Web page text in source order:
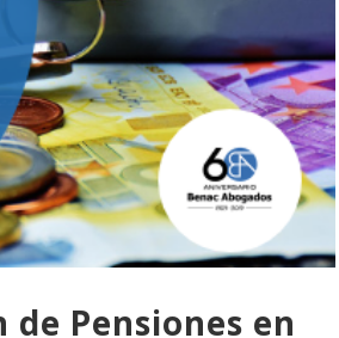
Pensiones en